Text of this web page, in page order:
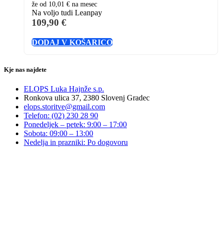
že od 10,01 € na mesec
Na voljo tudi Leanpay
109,90 €
DODAJ V KOŠARICO
Kje nas najdete
ELOPS Luka Hajnže s.p.
Ronkova ulica 37, 2380 Slovenj Gradec
elops.storitve@gmail.com
Telefon: (02) 230 28 90
Ponedeljek – petek: 9:00 – 17:00
Sobota: 09:00 – 13:00
Nedelja in prazniki: Po dogovoru